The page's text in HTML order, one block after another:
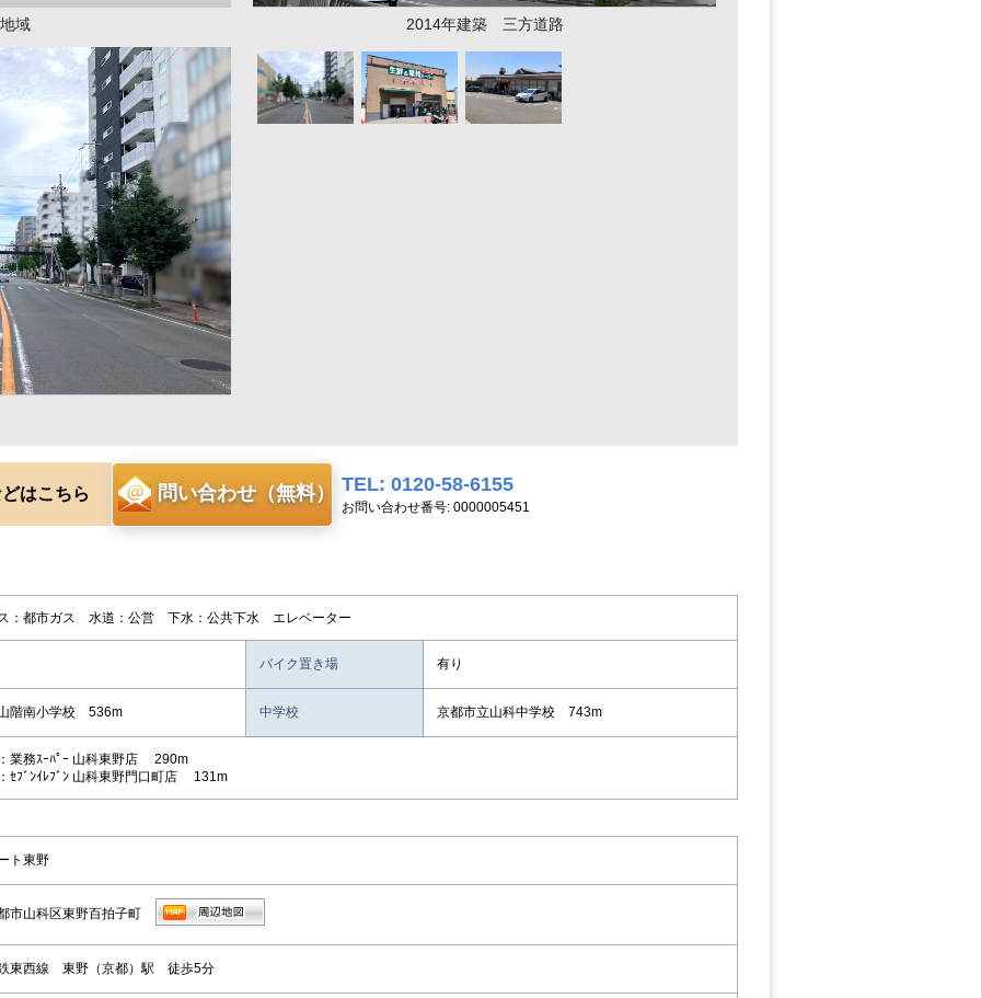
域 2014年建築 三方道路
はこちら 問い合わせ（無料） TEL: 0120-58-6155
お問い合わせ番号: 0000005451
：都市ガス 水道：公営 下水：公共下水 エレベーター
バイク置き場 有り
階南小学校 536m 中学校 京都市立山科中学校 743m
業務ｽｰﾊﾟｰ 山科東野店 290m
ｾﾌﾞﾝｲﾚﾌﾞﾝ 山科東野門口町店 131m
ト東野
市山科区東野百拍子町
東西線 東野（京都）駅 徒歩5分